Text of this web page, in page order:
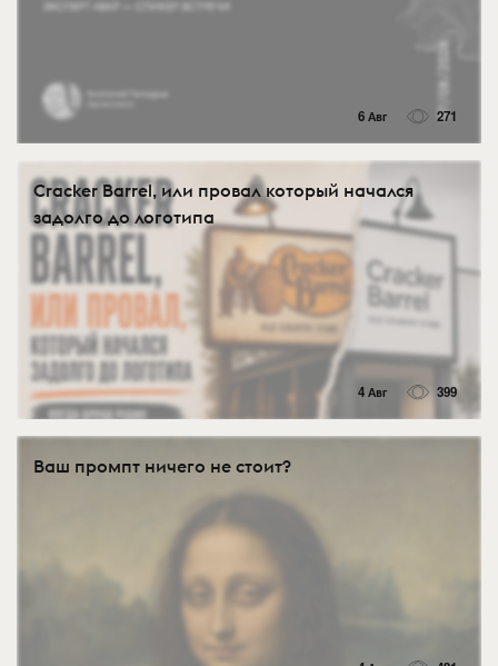
6 Авг 271
Cracker Barrel, или провал который начался
задолго до логотипа
4 Авг 399
Ваш промпт ничего не стоит?